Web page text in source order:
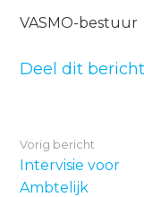
t
VASMO-bestuur
Deel dit bericht
Vorig bericht
Intervisie voor
Ambtelijk